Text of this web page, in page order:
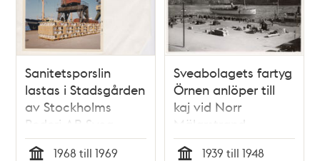
Sanitetsporslin
lastas i Stadsgården
av Stockholms
Rederi AB Svea
1968 till 1969
Sveabolagets fartyg
Örnen anlöper till
kaj vid Norr
Mälarstrand
1939 till 1948